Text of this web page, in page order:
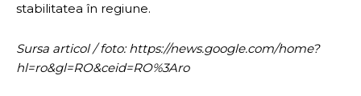
stabilitatea în regiune.
Sursa articol / foto: https://news.google.com/home?
hl=ro&gl=RO&ceid=RO%3Aro